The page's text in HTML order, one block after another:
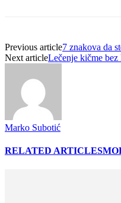
Previous article7 znakova da
Next articleLečenje kičme
Marko Subotić
RELATED ARTICLES